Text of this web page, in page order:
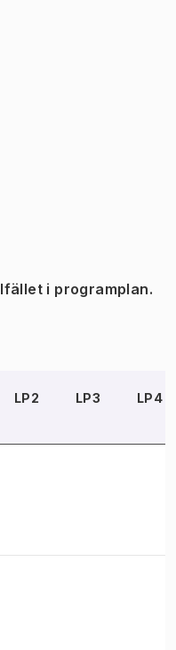
i programplan.
LP2 LP3 LP4